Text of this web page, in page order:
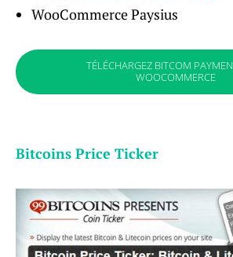
WooCommerce Paysius
TÉLÉCHARGEZ BITCOM
WOOCOMMERCE
Bitcoins Price Ticker